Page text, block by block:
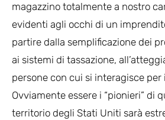
magazzino totalmente a nostro
evidenti agli occhi di un
partire dalla semplificazione dei
ai sistemi di tassazione,
persone con cui si interagisce per
Ovviamente essere i “pionieri” di
territorio degli Stati Uniti sarà